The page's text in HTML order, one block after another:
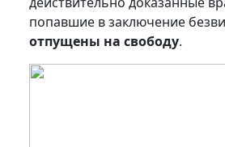
попавшие в заключение
отпущены на свободу.